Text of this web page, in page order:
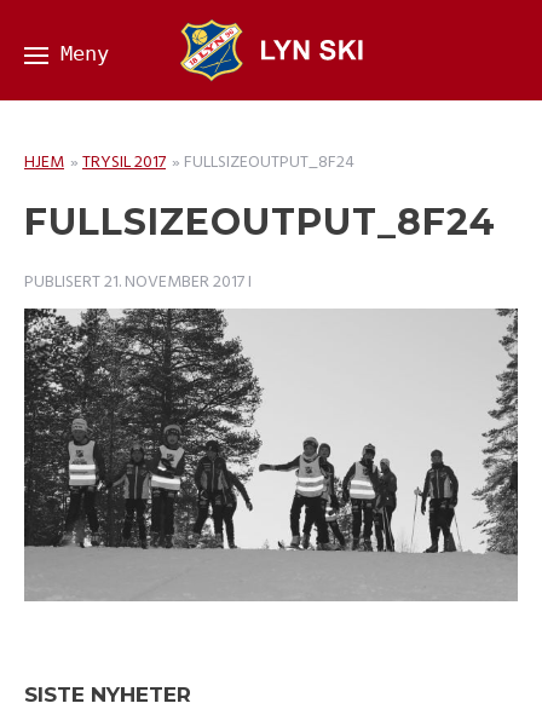
HJEM »TRYSIL 2017 » FULLSIZEOUTPUT_8F24
FULLSIZEOUTPUT_8F24
PUBLISERT21. NOVEMBER 2017I
SISTE NYHETER